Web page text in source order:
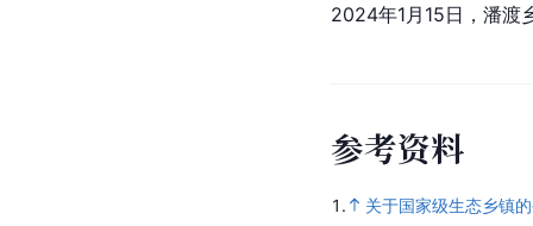
2024年1月15日，潘渡
参考资料
1.
关于国家级生态乡镇